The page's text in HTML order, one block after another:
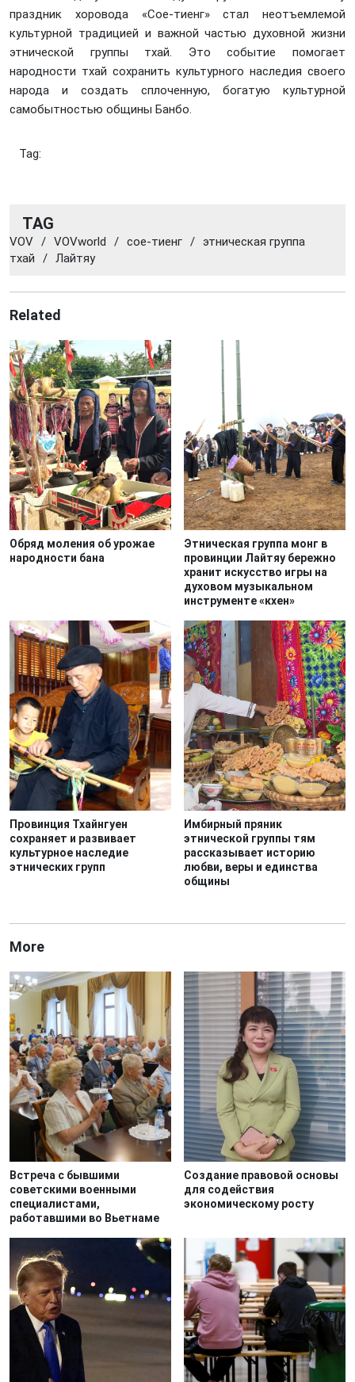
праздник хоровода «Сое-тиенг» стал неотъемлемой
культурной традицией и важной частью духовной жизни
этнической группы тхай. Это событие помогает
народности тхай сохранить культурного наследия своего
народа и создать сплоченную, богатую культурной
самобытностью общины Банбо.
Tag:
TAG
VOV / VOVworld / сое-тиенг / этническая группа
тхай
/ Лайтяу
Related
Обряд моления об урожае
народности бана
Этническая группа монг в
провинции Лайтяу бережно
хранит искусство игры на
духовом музыкальном
инструменте «кхен»
Провинция Тхайнгуен
сохраняет и развивает
культурное наследие
этнических групп
Имбирный пряник
этнической группы тям
рассказывает историю
любви, веры и единства
общины
More
Встреча с бывшими
советскими военными
специалистами,
работавшими во Вьетнаме
Создание правовой основы
для содействия
экономическому росту